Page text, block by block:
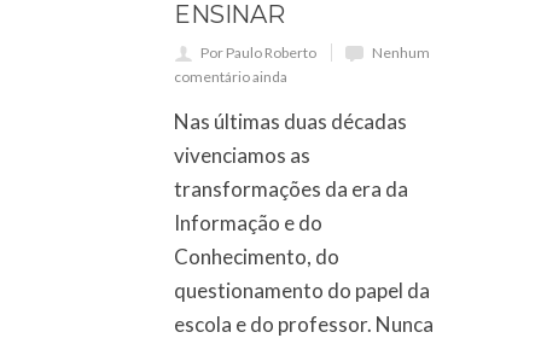
ENSINAR
Por Paulo Roberto
Nenhum
comentário ainda
Nas últimas duas décadas
vivenciamos as
transformações da era da
Informação e do
Conhecimento, do
questionamento do papel da
escola e do professor. Nunca